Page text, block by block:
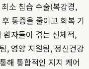
소 침습 수술(복강경,
통증을 줄이고 회복 기
자들이 겪는 신체적,
, 영양 지원팀, 정신건강
해 통합적인 지지 케어